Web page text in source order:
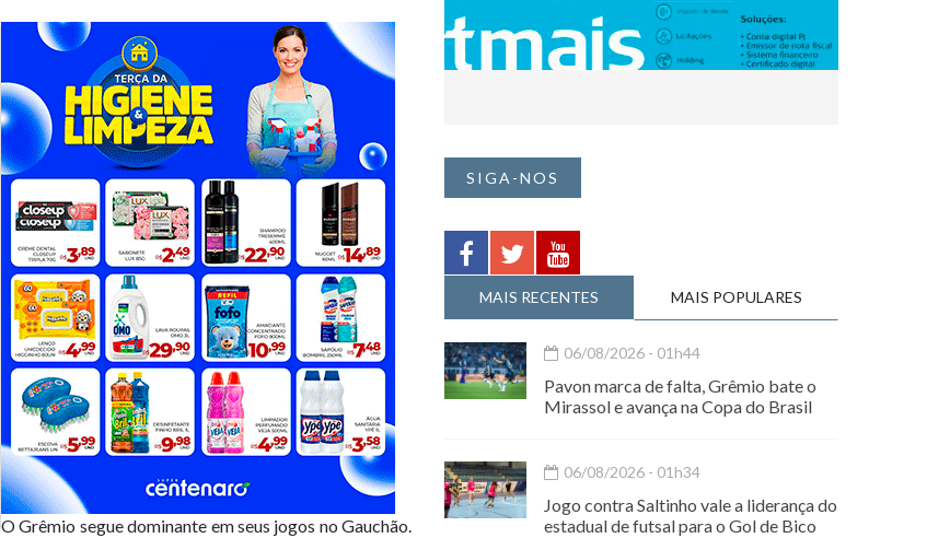
O Grêmio segue dominante em seus jogos no Gauchão.
SIGA-NOS
MAIS RECENTES MAIS POPULARES
06/08/2026 - 01h44
Pavon marca de falta, Grêmio bate o
Mirassol e avança na Copa do Brasil
06/08/2026 - 01h34
Jogo contra Saltinho vale a liderança do
estadual de futsal para o Gol de Bico